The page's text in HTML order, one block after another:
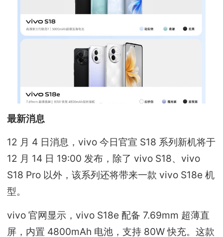
最新消息
12 月 4 日消息，vivo 今日官宣 S18 系列新机将于
12 月 14 日 19:00 发布，除了 vivo S18、vivo
S18 Pro 以外，该系列还将带来一款 vivo S18e 机
型。
vivo 官网显示，vivo S18e 配备 7.69mm 超薄直
屏，内置 4800mAh 电池，支持 80W 快充。这款